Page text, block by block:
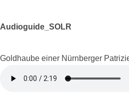
Audioguide_SOLR
Goldhaube einer Nürnberger